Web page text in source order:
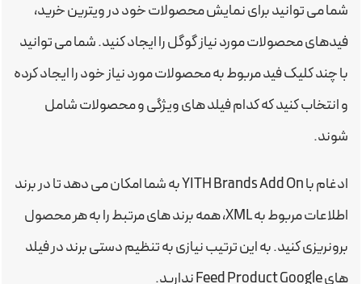
شما می توانید برای نمایش محصولات خود در ویترین خرید،
فیدهای محصولات مورد نیاز گوگل را ایجاد کنید. شما می توانید
با چند کلیک فید مربوط به محصولات مورد نیاز خود را ایجاد کرده
و انتخاب کنید که کدام فیلد های ویژگی و محصولات شامل
شوند.
ادغام با YITH Brands Add On به شما امکان می دهد تا در برند
اطلاعات مربوط به XML، همه برند های مرتبط را به هر محصول
برونریزی کنید. به این ترتیب نیازی به تنظیم دستی برند در فیلد
های Feed Product Google ندارید.